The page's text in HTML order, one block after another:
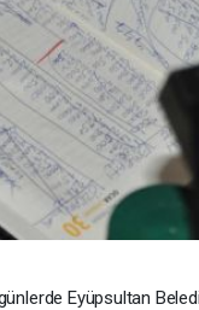
Eyüpsultan